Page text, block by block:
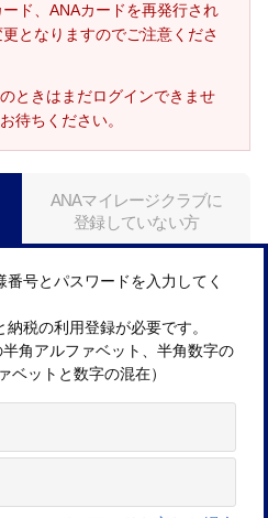
ド、ANAカードを再発行され
となりますのでご注意くださ
ときはまだログインできませ
待ちください。
ANAマイレージクラブに
登録していない方
号とパスワードを入力してく
税の利用登録が必要です。
角アルファベット、半角数字の
ベットと数字の混在）